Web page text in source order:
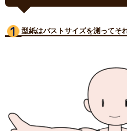
型紙はバストサイズを測ってそ